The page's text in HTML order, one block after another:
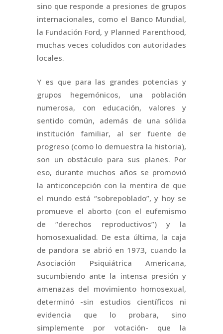
sino que responde a presiones de grupos
internacionales, como el Banco Mundial,
la Fundación Ford, y Planned Parenthood,
muchas veces coludidos con autoridades
locales.
Y es que para las grandes potencias y
grupos hegemónicos, una población
numerosa, con educación, valores y
sentido común, además de una sólida
institución familiar, al ser fuente de
progreso (como lo demuestra la historia),
son un obstáculo para sus planes. Por
eso, durante muchos años se promovió
la anticoncepción con la mentira de que
el mundo está “sobrepoblado”, y hoy se
promueve el aborto (con el eufemismo
de “derechos reproductivos”) y la
homosexualidad. De esta última, la caja
de pandora se abrió en 1973, cuando la
Asociación Psiquiátrica Americana,
sucumbiendo ante la intensa presión y
amenazas del movimiento homosexual,
determinó -sin estudios científicos ni
evidencia que lo probara, sino
simplemente por votación- que la